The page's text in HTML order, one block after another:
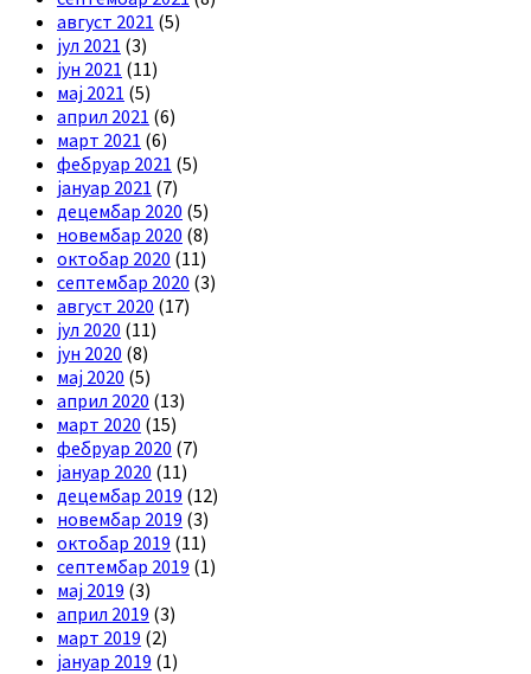
август 2021 (5)
јул 2021 (3)
јун 2021 (11)
мај 2021 (5)
април 2021 (6)
март 2021 (6)
фебруар 2021 (5)
јануар 2021 (7)
децембар 2020 (5)
новембар 2020 (8)
октобар 2020 (11)
септембар 2020 (3)
август 2020 (17)
јул 2020 (11)
јун 2020 (8)
мај 2020 (5)
април 2020 (13)
март 2020 (15)
фебруар 2020 (7)
јануар 2020 (11)
децембар 2019 (12)
новембар 2019 (3)
октобар 2019 (11)
септембар 2019 (1)
мај 2019 (3)
април 2019 (3)
март 2019 (2)
јануар 2019 (1)